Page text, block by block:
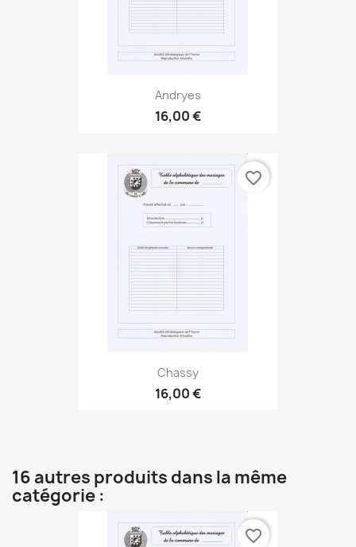
Andryes
16,00 €
Chassy
16,00 €
favorite_border
16 autres produits dans la même
catégorie :
favorite_border